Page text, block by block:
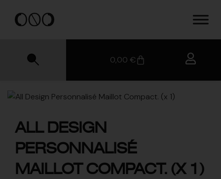
0,00 €
ALL DESIGN
PERSONNALISÉ
MAILLOT COMPACT. (X 1)